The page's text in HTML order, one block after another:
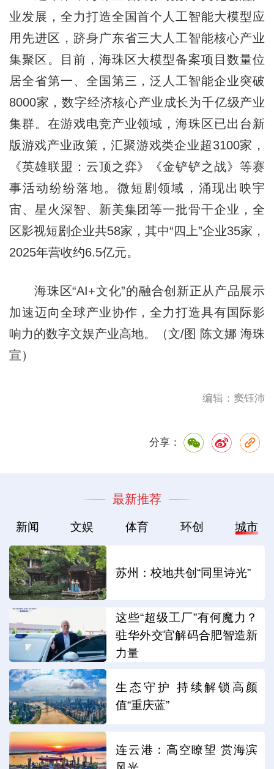
业发展，全力打造全国首个人工智能大模型应
用先进区，跻身广东省三大人工智能核心产业
集聚区。目前，海珠区大模型备案项目数量位
居全省第一、全国第三，泛人工智能企业突破
8000家，数字经济核心产业成长为千亿级产业
集群。在游戏电竞产业领域，海珠区已出台新
版游戏产业政策，汇聚游戏类企业超3100家，
《英雄联盟：云顶之弈》《金铲铲之战》等赛
事活动纷纷落地。微短剧领域，涌现出映宇
宙、星火深智、新美集团等一批骨干企业，全
区影视短剧企业共58家，其中“四上”企业35家，
2025年营收约6.5亿元。
海珠区“AI+文化”的融合创新正从产品展示
加速迈向全球产业协作，全力打造具有国际影
响力的数字文娱产业高地。（文/图 陈文娜 海珠
宣）
编辑：窦钰沛
分享：
最新推荐
新闻 文娱 体育 环创 城市
苏州：校地共创“同里诗光”
这些“超级工厂”有何魔力？
驻华外交官解码合肥智造新
力量
生态守护 持续解锁高颜
值“重庆蓝”
连云港：高空瞭望 赏海滨